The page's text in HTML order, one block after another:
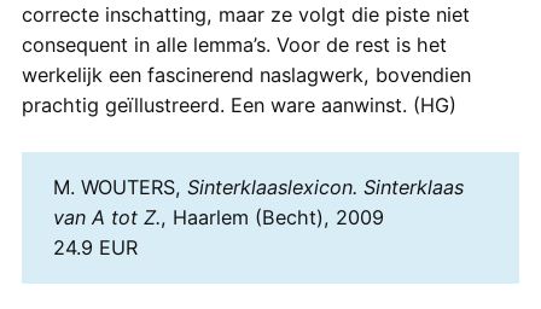
correcte inschatting, maar ze volgt die piste niet
consequent in alle lemma’s. Voor de rest is het
werkelijk een fascinerend naslagwerk, bovendien
prachtig geïllustreerd. Een ware aanwinst. (HG)
M. WOUTERS, Sinterklaaslexicon. Sinterklaas
van A tot Z., Haarlem (Becht), 2009
24.9 EUR